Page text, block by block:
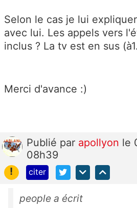
Selon le cas je lui
avec lui. Les appels vers
inclus ? La tv est en sus
Merci d'avance :)
Publié par apollyon le
08h39
!
citer
people a écrit